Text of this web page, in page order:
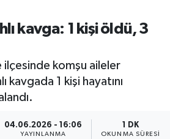
kavga: 1 kişi öldü, 3
ilçesinde komşu aileler
kavgada 1 kişi hayatını
04.06.2026 - 16:06
YAYINLANMA
1 DK
OKUNMA SÜRESI
ve Fikstür